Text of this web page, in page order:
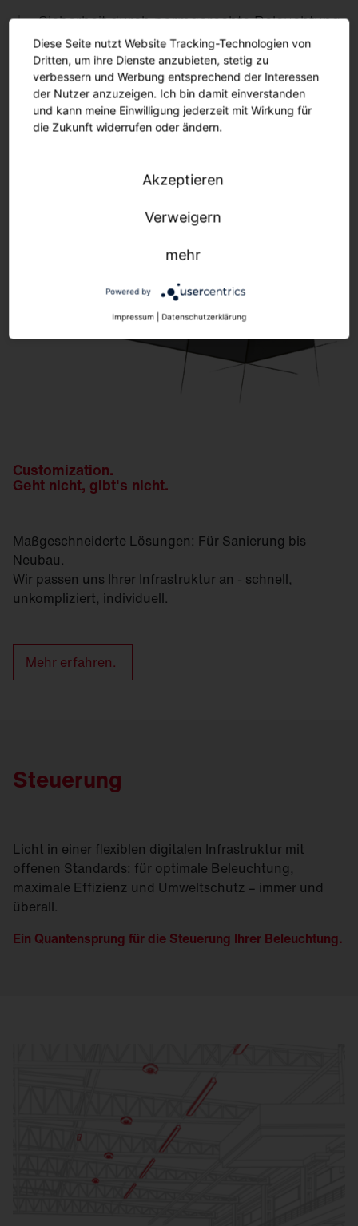
Lagergängen und schaltet Licht bedarfsgerecht
Beleuchtung.
Sicherheit durch normgerechte Beleuchtung.
Normkonforme Beleuchtungsstärken sowie
zuverlässige Not- und Sicherheitsbeleuchtung
unterstützen sichere Arbeitsabläufe und erfüllen
gesetzliche Anforderungen.
Customization.
Geht nicht, gibt's nicht.
Maßgeschneiderte Lösungen: Für Sanierung bis
Neubau.
Wir passen uns Ihrer Infrastruktur an - schnell,
unkompliziert, individuell.
Mehr erfahren.
Steuerung
Licht in einer flexiblen digitalen Infrastruktur mit
offenen Standards: für optimale Beleuchtung,
maximale Effizienz und Umweltschutz – immer und
überall.
Ein Quantensprung für die Steuerung Ihrer Beleuchtung.
Diese Seite nutzt Website Tracking-Technologien von
Dritten, um ihre Dienste anzubieten, stetig zu
verbessern und Werbung entsprechend der Interessen
der Nutzer anzuzeigen. Ich bin damit einverstanden
und kann meine Einwilligung jederzeit mit Wirkung für
die Zukunft widerrufen oder ändern.
Akzeptieren
Verweigern
mehr
Powered by
Impressum Datenschutzerklärung